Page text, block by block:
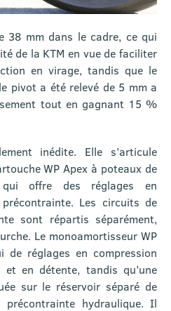
38 mm dans le cadre, ce qui
de la KTM en vue de faciliter
en virage, tandis que le
pivot a été relevé de 5 mm a
tout en gagnant 15 %
inédite. Elle s’articule
WP Apex à poteaux de
offre des réglages en
Les circuits de
sont répartis séparément,
Le monoamortisseur WP
de réglages en compression
en détente, tandis qu’une
sur le réservoir séparé de
précontrainte hydraulique. Il